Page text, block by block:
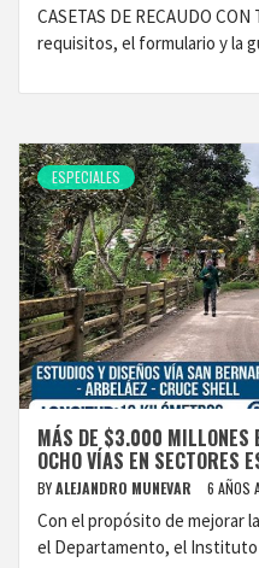
CASETAS DE RECAUDO
requisitos, el formulario y la
ESPECIALES
MÁS DE $3.000 MILLONES
OCHO VÍAS EN SECTORES
BYALEJANDRO MUNEVAR 6 AÑOS
Con el propósito de mejorar
el Departamento, el Instituto